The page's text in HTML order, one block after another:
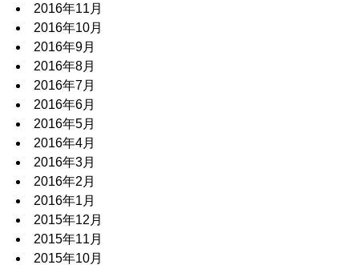
2016年11月
2016年10月
2016年9月
2016年8月
2016年7月
2016年6月
2016年5月
2016年4月
2016年3月
2016年2月
2016年1月
2015年12月
2015年11月
2015年10月